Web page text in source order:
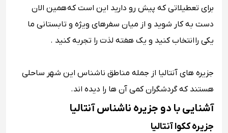
برای تعطیلاتی که پیش رو دارید این است که همین الان
دست به کار شوید و از میان سفرهای ویژه و تابستانی ما
یکی را انتخاب کنید و یک هفته لذت را تجربه کنید .
جزیره های آنتالیا از جمله مناطق ناشناس این شهر ساحلی
هستند که گردشگران کمی آن ها را دیده اند.
آشنایی با دو جزیره ناشناس آنتالیا
جزیره ککوا آنتالیا